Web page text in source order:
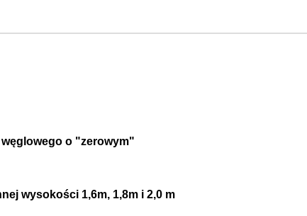
węglowego o "zerowym"
wysokości 1,6m, 1,8m i 2,0 m